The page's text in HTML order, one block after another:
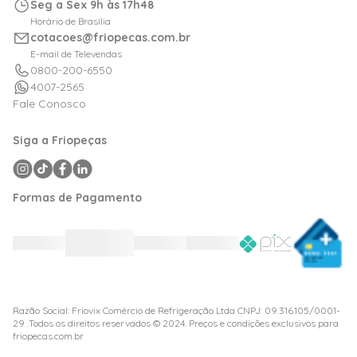
Calculadora de BTUs
Portal de Boletos
Orçamentos
Seg a Sex 9h às 17h48
Horário de Brasília
cotacoes@friopecas.com.br
E-mail de Televendas
0800-200-6550
4007-2565
Fale Conosco
Siga a Friopeças
Formas de Pagamento
Razão Social: Friovix Comércio de Refrigeração Ltda CNPJ: 09.316.105/0001-
29 .Todos os direitos reservados © 2024. Preços e condições exclusivos para
friopecas.com.br